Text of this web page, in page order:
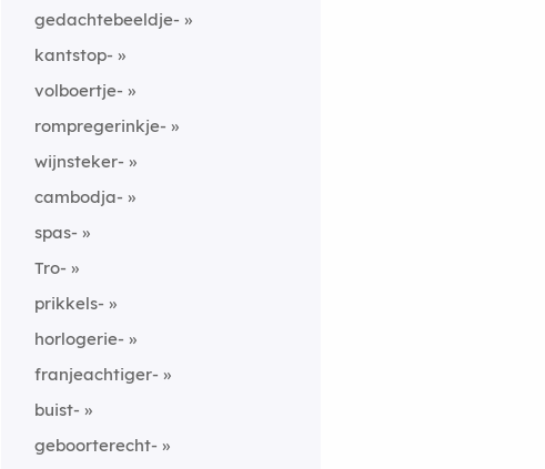
gedachtebeeldje-
kantstop-
volboertje-
rompregerinkje-
wijnsteker-
cambodja-
spas-
Tro-
prikkels-
horlogerie-
franjeachtiger-
buist-
geboorterecht-